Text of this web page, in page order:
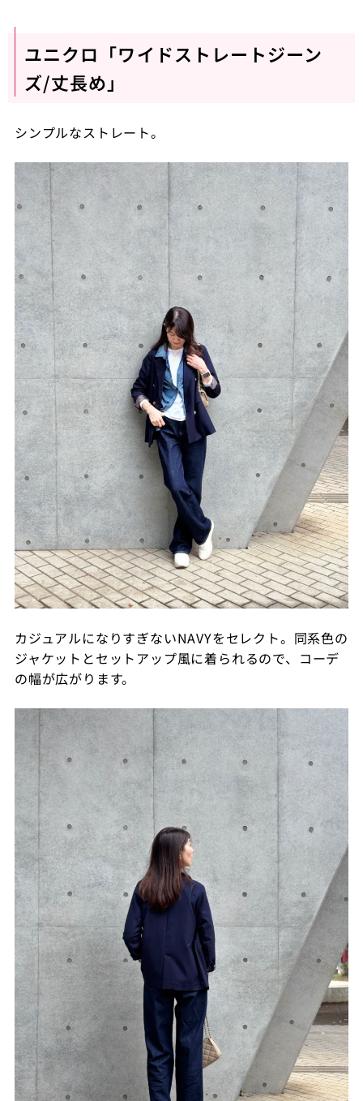
ユニクロ「ワイドストレートジーン
ズ/丈長め」
シンプルなストレート。
カジュアルになりすぎないNAVYをセレクト。同系色の
ジャケットとセットアップ風に着られるので、コーデ
の幅が広がります。